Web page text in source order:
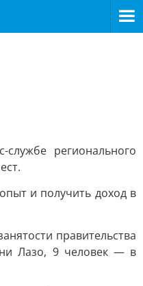
регионального
и получить доход в
правительства
Лазо, 9 человек — в